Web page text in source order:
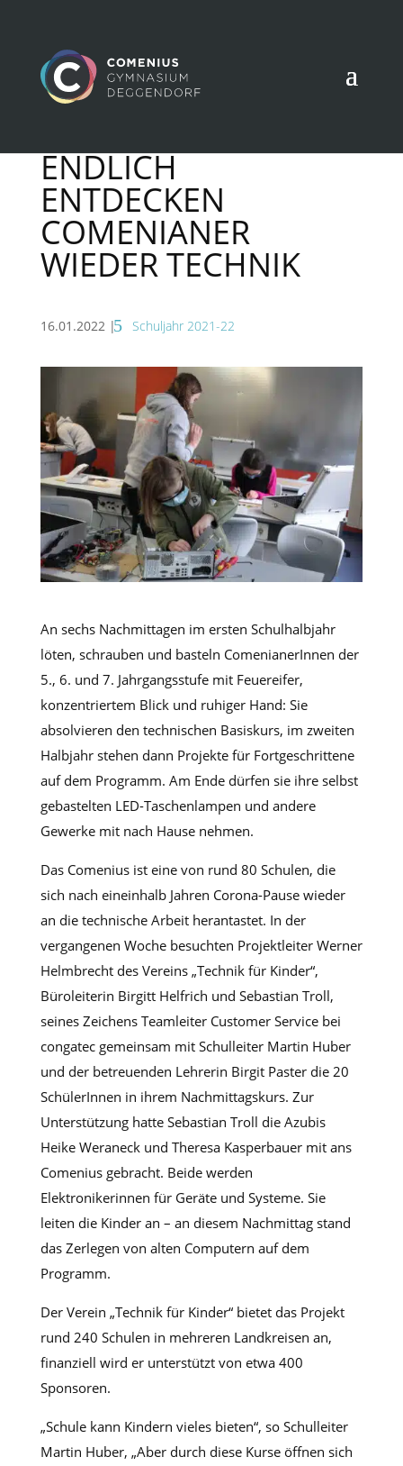
ENDLICH
ENTDECKEN
COMENIANER
WIEDER TECHNIK
16.01.2022| Schuljahr 2021-22
An sechs Nachmittagen im ersten Schulhalbjahr
löten, schrauben und basteln ComenianerInnen der
5., 6. und 7. Jahrgangsstufe mit Feuereifer,
konzentriertem Blick und ruhiger Hand: Sie
absolvieren den technischen Basiskurs, im zweiten
Halbjahr stehen dann Projekte für Fortgeschrittene
auf dem Programm. Am Ende dürfen sie ihre selbst
gebastelten LED-Taschenlampen und andere
Gewerke mit nach Hause nehmen.
Das Comenius ist eine von rund 80 Schulen, die
sich nach eineinhalb Jahren Corona-Pause wieder
an die technische Arbeit herantastet. In der
vergangenen Woche besuchten Projektleiter Werner
Helmbrecht des Vereins „Technik für Kinder“,
Büroleiterin Birgitt Helfrich und Sebastian Troll,
seines Zeichens Teamleiter Customer Service bei
congatec gemeinsam mit Schulleiter Martin Huber
und der betreuenden Lehrerin Birgit Paster die 20
SchülerInnen in ihrem Nachmittagskurs. Zur
Unterstützung hatte Sebastian Troll die Azubis
Heike Weraneck und Theresa Kasperbauer mit ans
Comenius gebracht. Beide werden
Elektronikerinnen für Geräte und Systeme. Sie
leiten die Kinder an – an diesem Nachmittag stand
das Zerlegen von alten Computern auf dem
Programm.
Der Verein „Technik für Kinder“ bietet das Projekt
rund 240 Schulen in mehreren Landkreisen an,
finanziell wird er unterstützt von etwa 400
Sponsoren.
„Schule kann Kindern vieles bieten“, so Schulleiter
Martin Huber, „Aber durch diese Kurse öffnen sich